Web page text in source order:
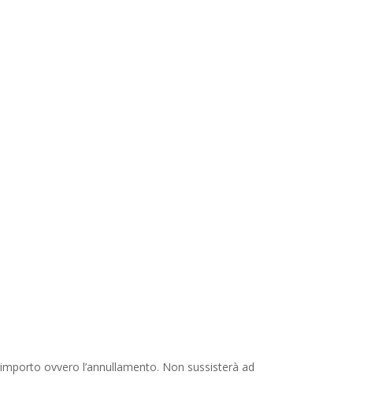
ovvero l’annullamento. Non sussisterà ad